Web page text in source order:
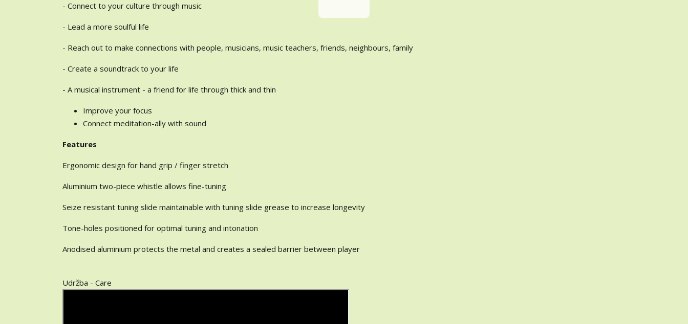
- Connect to your culture through music
- Lead a more soulful life
- Reach out to make connections with people, musicians, music teachers, friends, neighbours, family
- Create a soundtrack to your life
- A musical instrument - a friend for life through thick and thin
Improve your focus
Connect meditation-ally with sound
Features
Ergonomic design for hand grip / finger stretch
Aluminium two-piece whistle allows fine-tuning
Seize resistant tuning slide maintainable with tuning slide grease to increase longevity
Tone-holes positioned for optimal tuning and intonation
Anodised aluminium protects the metal and creates a sealed barrier between player
Udržba - Care